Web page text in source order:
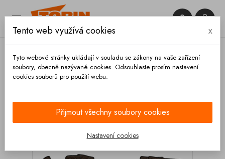
 

MERCEDES Actros MP4 úzká kabina malá skříňka hnědý
Tento web využívá cookies x
Tyto webové stránky ukládají v souladu se zákony na vaše zařízení
soubory, obecně nazývané cookies. Odsouhlaste prosím nastavení
cookies souborů pro použití webu.
Přijmout všechny soubory cookies
Nastavení cookies